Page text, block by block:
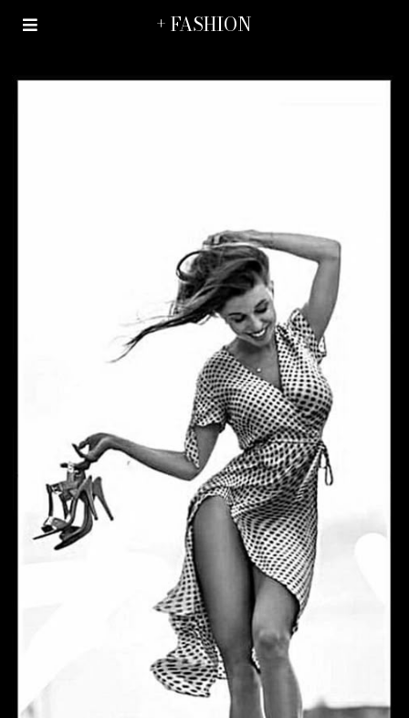
+ FASHION